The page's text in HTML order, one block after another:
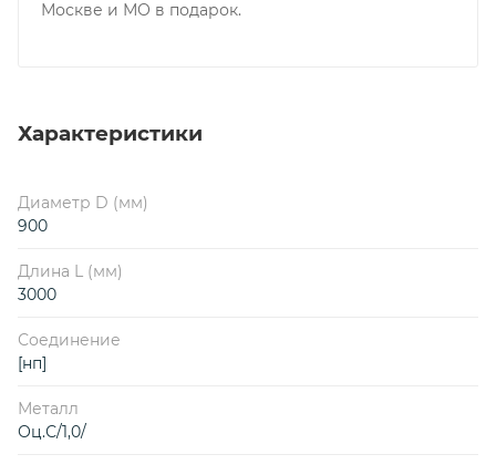
Москве и МО в подарок.
Характеристики
Диаметр D (мм)
900
Длина L (мм)
3000
Соединение
[нп]
Металл
Оц.С/1,0/